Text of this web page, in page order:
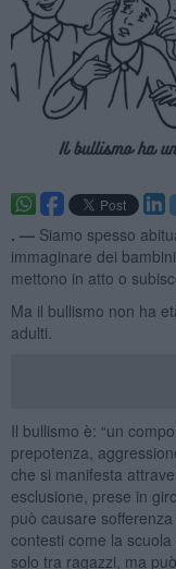
. — Siamo spesso
immaginare dei
mettono in atto o
Ma il bullismo non ha
adulti.
Il bullismo è: “un
prepotenza,
che si manifesta
esclusione, prese in
può causare
contesti come la
solo tra ragazzi, ma